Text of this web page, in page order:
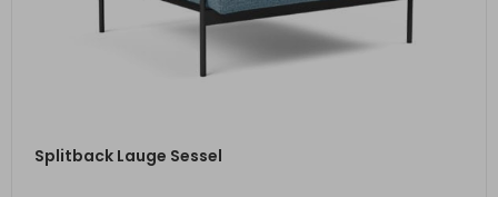
Splitback Lauge Sessel